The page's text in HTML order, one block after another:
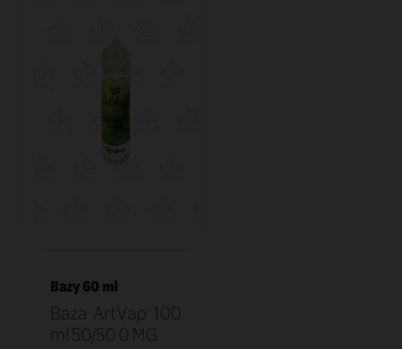
Bazy 60 ml
Baza ArtVap 100
ml 50/50 0 MG